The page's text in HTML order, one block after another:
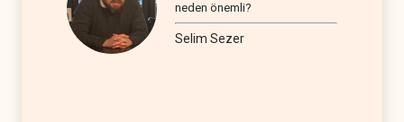
neden önemli?
Selim Sezer